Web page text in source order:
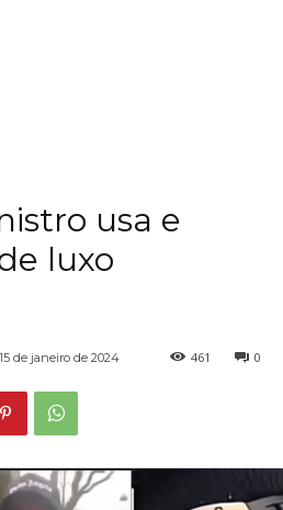
usa e
luxo
15 de janeiro de 2024 0
461